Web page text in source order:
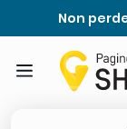
Non